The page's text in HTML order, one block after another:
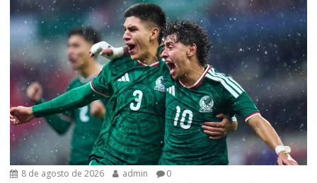
8 de agosto de 2026 admin 0